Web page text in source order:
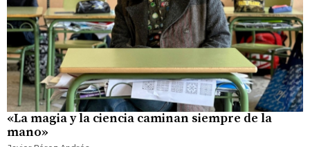
«La magia y la ciencia caminan siempre de la
mano»